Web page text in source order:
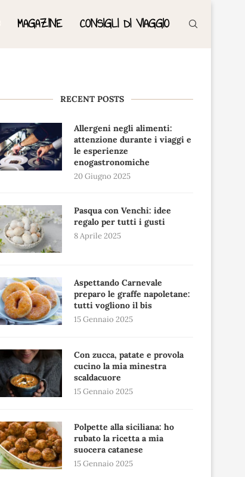
MAGAZINE CONSIGLI DI VIAGGIO
RECENT POSTS
Allergeni negli alimenti:
attenzione durante i viaggi e
le esperienze
enogastronomiche
20 Giugno 2025
Pasqua con Venchi: idee
regalo per tutti i gusti
8 Aprile 2025
Aspettando Carnevale
preparo le graffe napoletane:
tutti vogliono il bis
15 Gennaio 2025
Con zucca, patate e provola
cucino la mia minestra
scaldacuore
15 Gennaio 2025
Polpette alla siciliana: ho
rubato la ricetta a mia
suocera catanese
15 Gennaio 2025